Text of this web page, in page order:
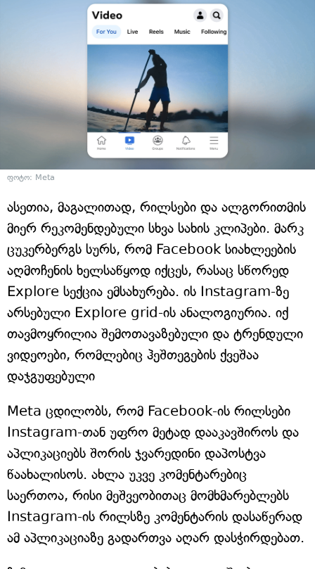
ფოტო: Meta
ასეთია, მაგალითად, რილსები და ალგორითმის
მიერ რეკომენდებული სხვა სახის კლიპები. მარკ
ცუკერბერგს სურს, რომ Facebook სიახლეების
აღმოჩენის ხელსაწყოდ იქცეს, რასაც სწორედ
Explore სექცია ემსახურება. ის Instagram-ზე
არსებული Explore grid-ის ანალოგიურია. იქ
თავმოყრილია შემოთავაზებული და ტრენდული
ვიდეოები, რომლებიც ჰეშთეგების ქვეშაა
დაჯგუფებული
Meta ცდილობს, რომ Facebook-ის რილსები
Instagram-თან უფრო მეტად დააკავშიროს და
აპლიკაციებს შორის ჯვარედინი დაპოსტვა
წაახალისოს. ახლა უკვე კომენტარებიც
საერთოა, რისი მეშვეობითაც მომხმარებლებს
Instagram-ის რილსზე კომენტარის დასაწერად
ამ აპლიკაციაზე გადართვა აღარ დასჭირდებათ.